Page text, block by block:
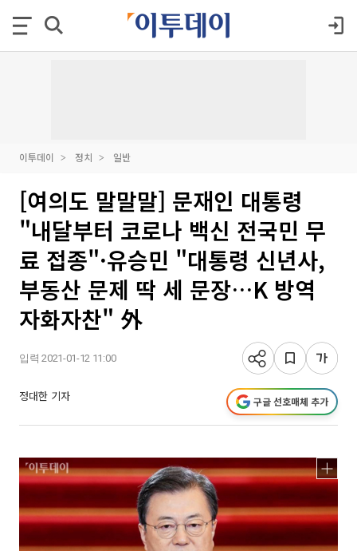
이투데이 정치 일반
[여의도 말말말] 문재인 대통령
"내달부터 코로나 백신 전국민 무
료 접종"·유승민 "대통령 신년사,
부동산 문제 딱 세 문장…K 방역
자화자찬" 外
입력 2021-01-12 11:00
정대한 기자 구글 선호매체 추가